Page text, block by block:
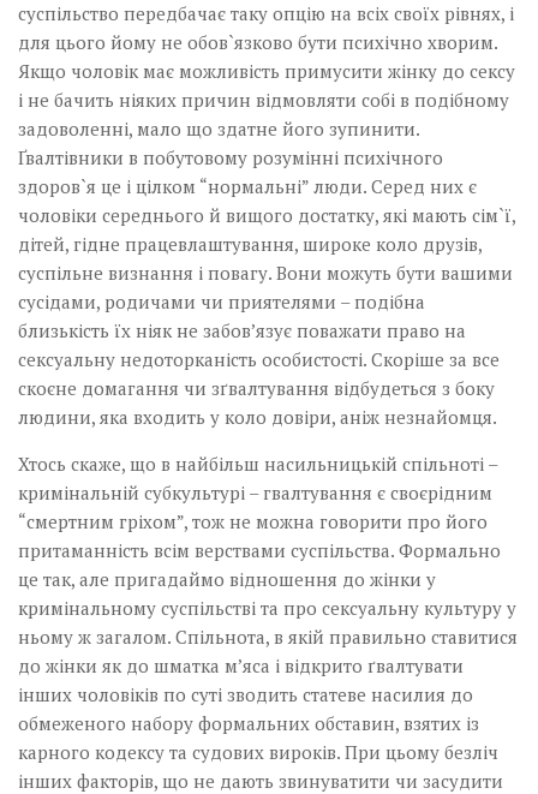
суспільство передбачає таку опцію на всіх своїх рівнях, і
для цього йому не обов`язково бути психічно хворим.
Якщо чоловік має можливість примусити жінку до сексу
і не бачить ніяких причин відмовляти собі в подібному
задоволенні, мало що здатне його зупинити.
Ґвалтівники в побутовому розумінні психічного
здоров`я це і цілком “нормальні” люди. Серед них є
чоловіки середнього й вищого достатку, які мають сім`ї,
дітей, гідне працевлаштування, широке коло друзів,
суспільне визнання і повагу. Вони можуть бути вашими
сусідами, родичами чи приятелями – подібна
близькість їх ніяк не забов’язує поважати право на
сексуальну недоторканість особистості. Скоріше за все
скоєне домагання чи зґвалтування відбудеться з боку
людини, яка входить у коло довіри, аніж незнайомця.
Хтось скаже, що в найбільш насильницькій спільноті –
кримінальній субкультурі – гвалтування є своєрідним
“смертним гріхом”, тож не можна говорити про його
притаманність всім верствами суспільства. Формально
це так, але пригадаймо відношення до жінки у
кримінальному суспільстві та про сексуальну культуру у
ньому ж загалом. Спільнота, в якій правильно ставитися
до жінки як до шматка м’яса і відкрито ґвалтувати
інших чоловіків по суті зводить статеве насилия до
обмеженого набору формальних обставин, взятих із
карного кодексу та судових вироків. При цьому безліч
інших факторів, що не дають звинуватити чи засудити